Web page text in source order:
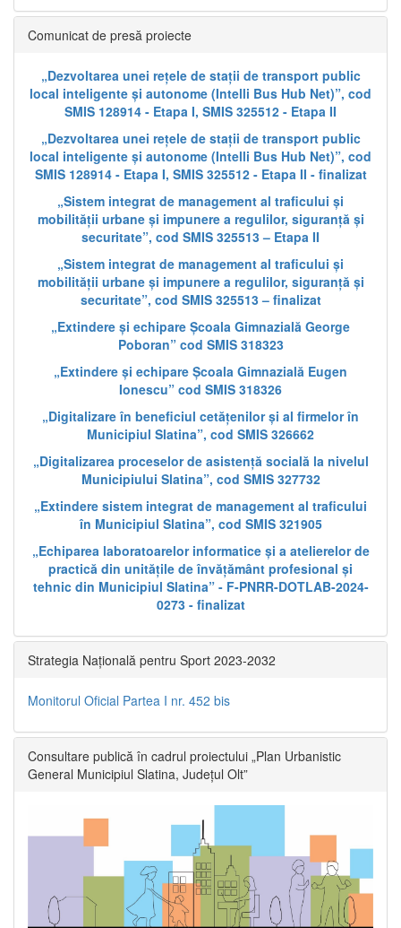
Comunicat de presă proiecte
„Dezvoltarea unei rețele de stații de transport public
local inteligente și autonome (Intelli Bus Hub Net)”, cod
SMIS 128914 - Etapa I, SMIS 325512 - Etapa II
„Dezvoltarea unei rețele de stații de transport public
local inteligente și autonome (Intelli Bus Hub Net)”, cod
SMIS 128914 - Etapa I, SMIS 325512 - Etapa II - finalizat
„Sistem integrat de management al traficului și
mobilității urbane și impunere a regulilor, siguranță și
securitate”, cod SMIS 325513 – Etapa II
„Sistem integrat de management al traficului și
mobilității urbane și impunere a regulilor, siguranță și
securitate”, cod SMIS 325513 – finalizat
„Extindere și echipare Școala Gimnazială George
Poboran” cod SMIS 318323
„Extindere și echipare Școala Gimnazială Eugen
Ionescu” cod SMIS 318326
„Digitalizare în beneficiul cetățenilor și al firmelor în
Municipiul Slatina”, cod SMIS 326662
„Digitalizarea proceselor de asistență socială la nivelul
Municipiului Slatina”, cod SMIS 327732
„Extindere sistem integrat de management al traficului
în Municipiul Slatina”, cod SMIS 321905
„Echiparea laboratoarelor informatice și a atelierelor de
practică din unitățile de învățământ profesional și
tehnic din Municipiul Slatina” - F-PNRR-DOTLAB-2024-
0273 - finalizat
Strategia Națională pentru Sport 2023-2032
Monitorul Oficial Partea I nr. 452 bis
Consultare publică în cadrul proiectului „Plan Urbanistic
General Municipiul Slatina, Județul Olt”